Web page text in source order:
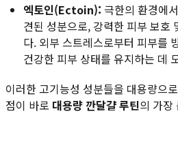
엑토인(Ectoin): 극한의 환경에
견된 성분으로, 강력한 피부 보호
다. 외부 스트레스로부터 피부를
건강한 피부 상태를 유지하는 데
이러한 고기능성 성분들을 대용량으
점이 바로 대용량 깐달걀 루틴의 가장